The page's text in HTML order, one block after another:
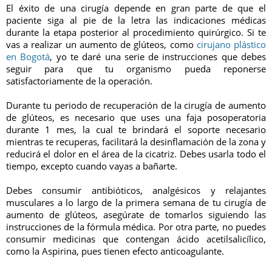
El éxito de una cirugía depende en gran parte de que el
paciente siga al pie de la letra las indicaciones médicas
durante la etapa posterior al procedimiento quirúrgico. Si te
vas a realizar un aumento de glúteos, como cirujano plástico
en Bogotá, yo te daré una serie de instrucciones que debes
seguir para que tu organismo pueda reponerse
satisfactoriamente de la operación.
Durante tu periodo de recuperación de la cirugía de aumento
de glúteos, es necesario que uses una faja posoperatoria
durante 1 mes, la cual te brindará el soporte necesario
mientras te recuperas, facilitará la desinflamación de la zona y
reducirá el dolor en el área de la cicatriz. Debes usarla todo el
tiempo, excepto cuando vayas a bañarte.
Debes consumir antibióticos, analgésicos y relajantes
musculares a lo largo de la primera semana de tu cirugía de
aumento de glúteos, asegúrate de tomarlos siguiendo las
instrucciones de la fórmula médica. Por otra parte, no puedes
consumir medicinas que contengan ácido acetilsalicílico,
como la Aspirina, pues tienen efecto anticoagulante.